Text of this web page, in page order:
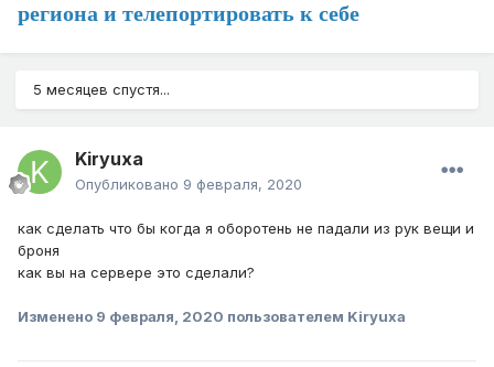
региона и телепортировать к себе
5 месяцев спустя...
Kiryuxa
Опубликовано 9 февраля, 2020
как сделать что бы когда я оборотень не падали из рук вещи и
броня
как вы на сервере это сделали?
Изменено 9 февраля, 2020 пользователем Kiryuxa